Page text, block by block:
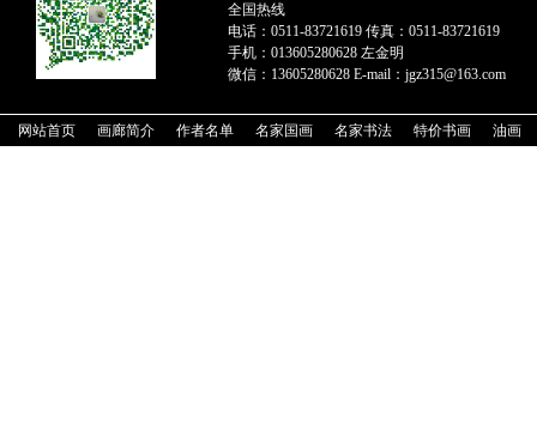
全国热线
电话：0511-83721619 传真：0511-83721619
手机：013605280628 左金明
微信：13605280628 E-mail：jgz315@163.com
网站首页 画廊简介 作者名单 名家国画 名家书法 特价书画 油画